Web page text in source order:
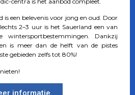
is een belevenis voor jong en oud. Door
2–3 uur is het Sauerland een van
wintersportbestemmingen. Dankzij
is meer dan de helft van de pistes
gebieden zelfs tot 80%!
informatie